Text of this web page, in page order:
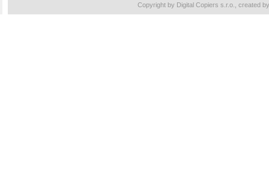
Copyright by Digital Copiers s.r.o., created